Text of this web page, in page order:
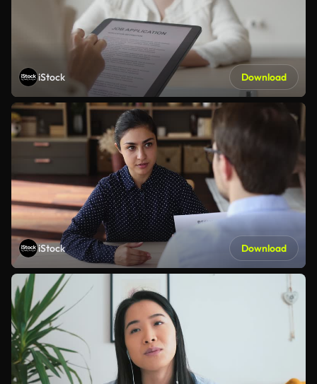
iStock Download
iStock Download